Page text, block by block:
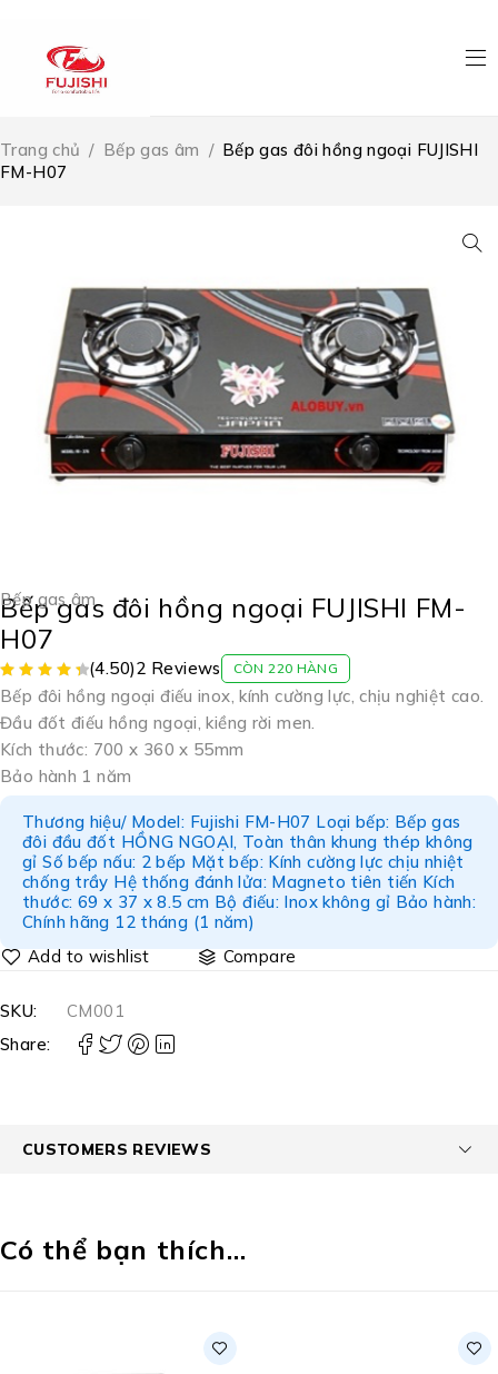
Trang chủ / Bếp gas âm / Bếp gas đôi hồng ngoại FUJISHI
FM-H07
Bếp gas âm
Bếp gas đôi hồng ngoại FUJISHI FM-
H07
(4.50)2 Reviews CÒN 220 HÀNG
Bếp đôi hồng ngoại điếu inox, kính cường lực, chịu nghiệt cao.
Đầu đốt điếu hồng ngoại, kiềng rời men.
Kích thước: 700 x 360 x 55mm
Bảo hành 1 năm
Thương hiệu/ Model: Fujishi FM-H07 Loại bếp: Bếp gas
đôi đầu đốt HỒNG NGOẠI, Toàn thân khung thép không
gỉ Số bếp nấu: 2 bếp Mặt bếp: Kính cường lực chịu nhiệt
chống trầy Hệ thống đánh lửa: Magneto tiên tiến Kích
thước: 69 x 37 x 8.5 cm Bộ điếu: Inox không gỉ Bảo hành:
Chính hãng 12 tháng (1 năm)
Compare
SKU:
CM001
Share:
CUSTOMERS REVIEWS
Có thể bạn thích…